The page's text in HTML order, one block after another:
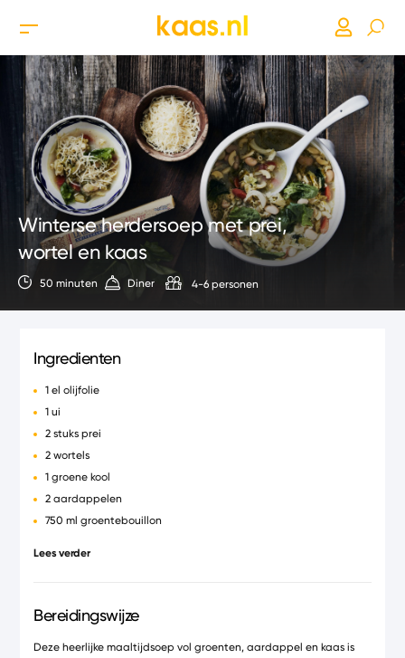
Winterse herdersoep met prei,
wortel en kaas
50 minuten Diner 4-6 personen
Ingredienten
1 el olijfolie
1 ui
2 stuks prei
2 wortels
1 groene kool
2 aardappelen
750 ml groentebouillon
2 handjes spinazie
100 g Gruyère d’Alpage AOP, geraspt
Lees verder
Bereidingswijze
Deze heerlijke maaltijdsoep vol groenten, aardappel en kaas is